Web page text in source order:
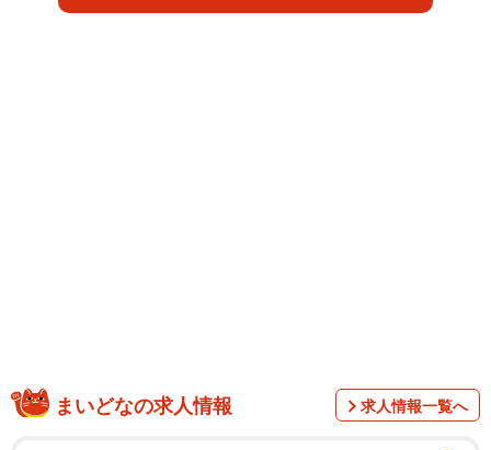
ー（送風機）で吹きとばし、網に集めます。
まいどなの求人情報 求人情報一覧へ